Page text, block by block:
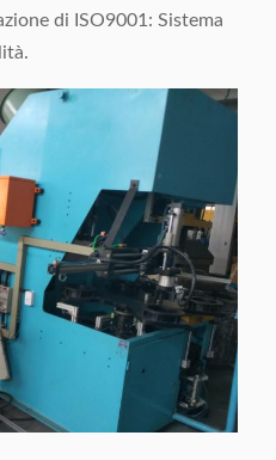
di ISO9001: Sistema